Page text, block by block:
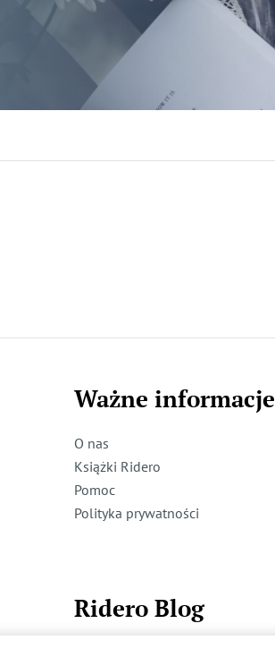
Ważne informacje
O nas
Książki Ridero
Pomoc
Polityka prywatności
Ridero Blog